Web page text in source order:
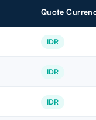
Quote
IDR
IDR
IDR